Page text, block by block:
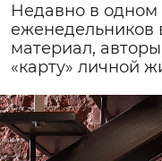
Недавно в одном
материал,
«карту» личной